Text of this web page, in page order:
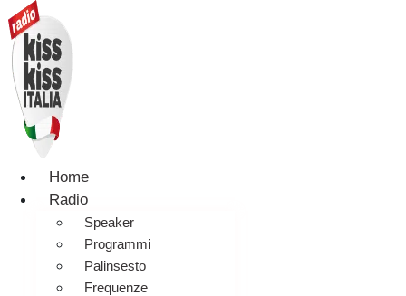
Home
Radio
Speaker
Programmi
Palinsesto
Frequenze